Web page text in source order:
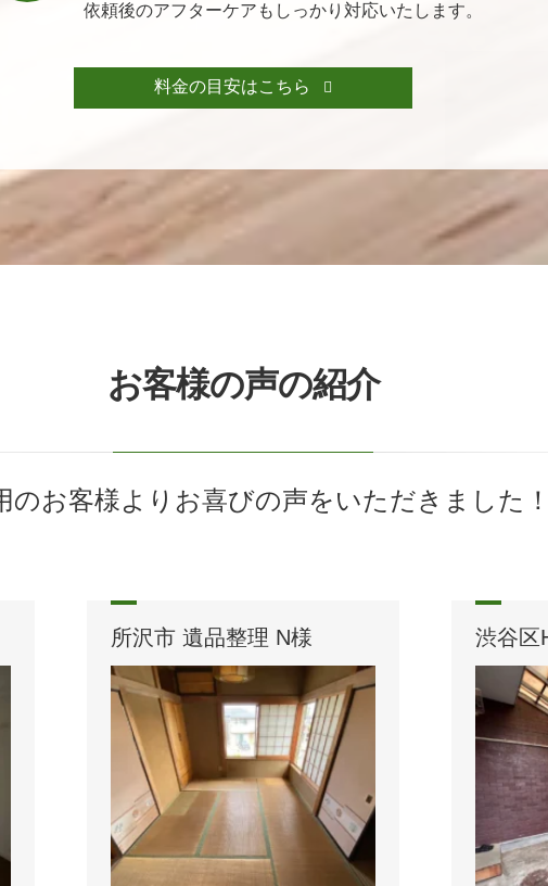
依頼後のアフターケアもしっかり対応いたします。
料金の目安はこちら
お客様の声の紹介
のお客様よりお喜びの声をいただきました！
所沢市 遺品整理 N様 渋谷区